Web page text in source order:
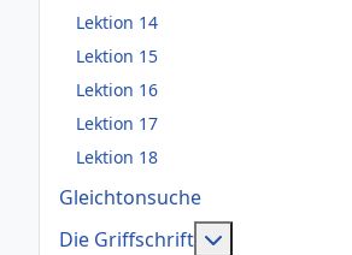
Lektion 14
Lektion 15
Lektion 16
Lektion 17
Lektion 18
Gleichtonsuche
Die Griffschrift